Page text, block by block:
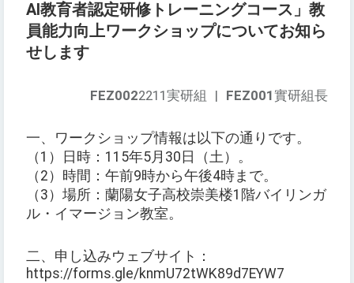
AI教育者認定研修トレーニングコース」教
員能力向上ワークショップについてお知ら
せします
FEZ001實研組長
FEZ0022211実研組 |
一、ワークショップ情報は以下の通りです。
（1）日時：115年5月30日（土）。
（2）時間：午前9時から午後4時まで。
（3）場所：蘭陽女子高校崇美楼1階バイリンガ
ル・イマージョン教室。
二、申し込みウェブサイト：
https://forms.gle/knmU72tWK89d7EYW7